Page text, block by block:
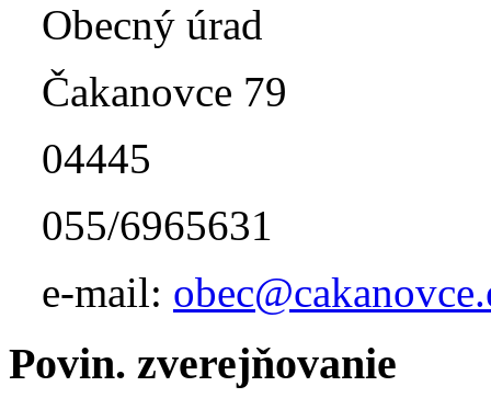
Obecný úrad
Čakanovce 79
04445
055/6965631
e-mail:
Povin. zverejňovanie